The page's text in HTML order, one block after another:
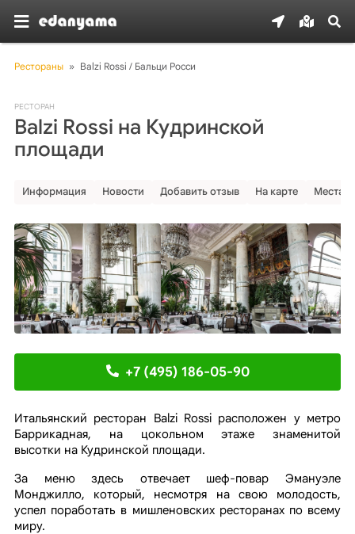
Рестораны » Balzi Rossi / Бальци Росси
РЕСТОРАН
Balzi Rossi на Кудринской
площади
Информация Новости Добавить отзыв На карте Места
+7 (495) 186-05-90
Итальянский ресторан Balzi Rossi расположен у метро
Баррикадная, на цокольном этаже знаменитой
высотки на Кудринской площади.
За меню здесь отвечает шеф-повар Эмануэле
Монджилло, который, несмотря на свою молодость,
успел поработать в мишленовских ресторанах по всему
миру.